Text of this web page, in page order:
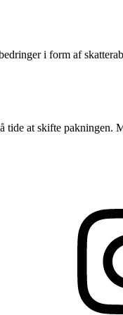
i form af
tide at skifte